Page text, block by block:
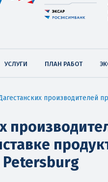
УСЛУГИ ПЛАН РАБОТ
производителей
Petersburg